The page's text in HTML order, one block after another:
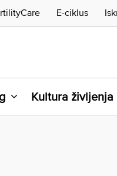
Kultura življenja
E-ciklus